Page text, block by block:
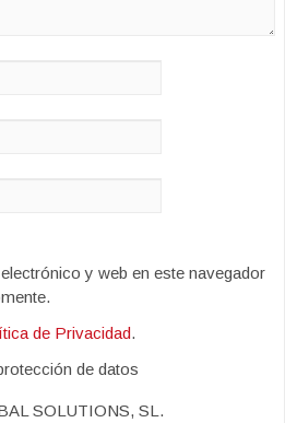
y web en este navegador
de Privacidad.
de datos
SOLUTIONS, SL.